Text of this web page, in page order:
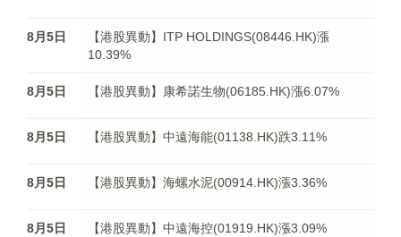
8月5日
【港股異動】ITP HOLDINGS(08446.HK)漲
10.39%
8月5日 【港股異動】康希諾生物(06185.HK)漲6.07%
8月5日 【港股異動】中遠海能(01138.HK)跌3.11%
8月5日 【港股異動】海螺水泥(00914.HK)漲3.36%
8月5日 【港股異動】中遠海控(01919.HK)漲3.09%